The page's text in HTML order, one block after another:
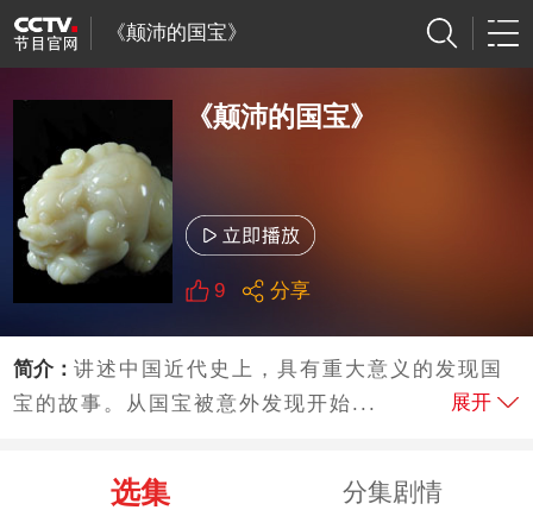
《颠沛的国宝》
《颠沛的国宝》
9 分享
简介：讲述中国近代史上，具有重大意义的发现国
宝的故事。从国宝被意外发现开始...
展开
选集 分集剧情